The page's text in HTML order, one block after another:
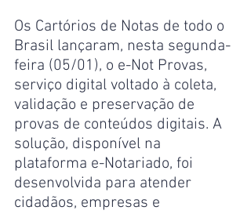
Os Cartórios de Notas de todo o
Brasil lançaram, nesta segunda-
feira (05/01), o e-Not Provas,
serviço digital voltado à coleta,
validação e preservação de
provas de conteúdos digitais. A
solução, disponível na
plataforma e-Notariado, foi
desenvolvida para atender
cidadãos, empresas e